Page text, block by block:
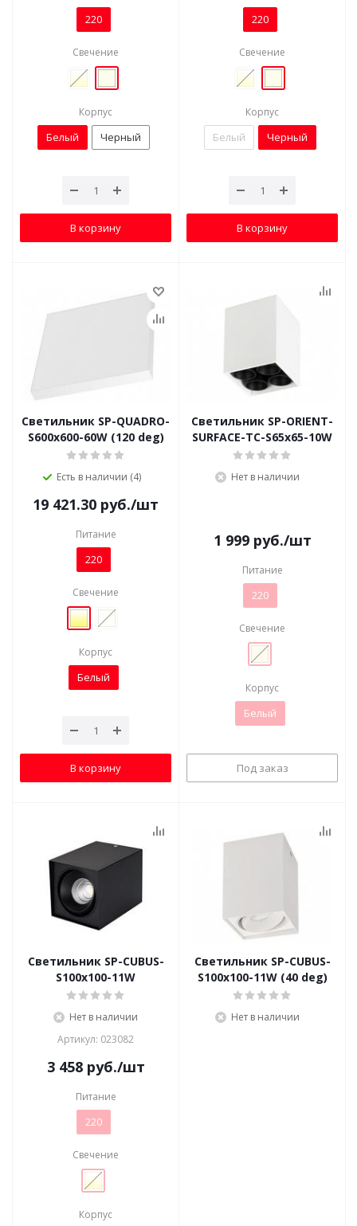
220
Свечение
Корпус
Белый Черный
В корзину
220
Свечение
Корпус
Белый Черный
В корзину
Светильник SP-QUADRO-
S600x600-60W (120 deg)
Есть в наличии (4)
19 421.30 руб./шт
Питание
220
Свечение
Корпус
Белый
В корзину
Светильник SP-ORIENT-
SURFACE-TC-S65x65-10W
Нет в наличии
1 999руб./шт
Питание
220
Свечение
Корпус
Белый
Под заказ
Светильник SP-CUBUS-
S100x100-11W
Нет в наличии
Артикул: 023082
3 458руб./шт
Питание
220
Свечение
Корпус
Светильник SP-CUBUS-
S100x100-11W (40 deg)
Нет в наличии